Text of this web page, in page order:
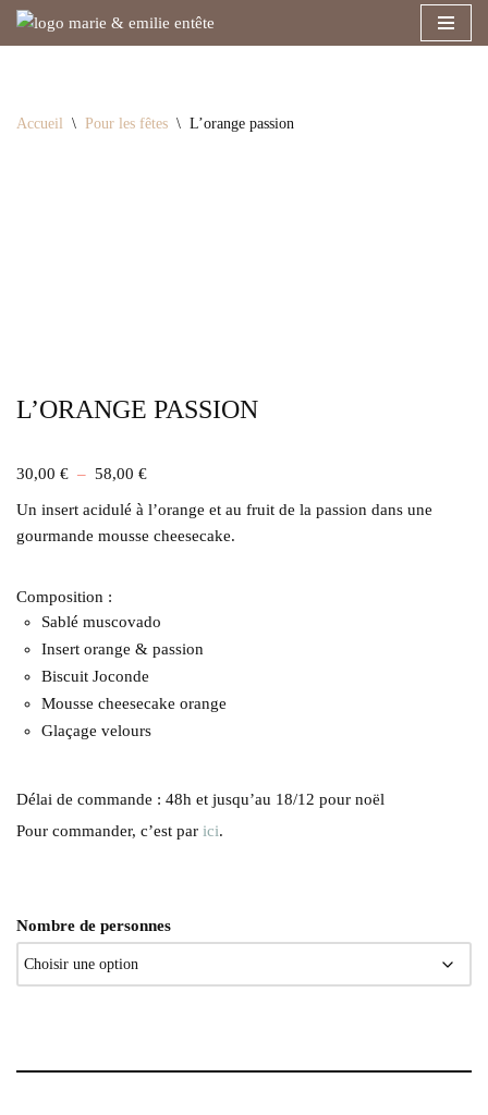
Accueil \ Pour les fêtes \ L’orange passion
L’ORANGE PASSION
30,00 € – 58,00 €
Un insert acidulé à l’orange et au fruit de la passion dans une
gourmande mousse cheesecake.
Composition :
Sablé muscovado
Insert orange & passion
Biscuit Joconde
Mousse cheesecake orange
Glaçage velours
Délai de commande : 48h et jusqu’au 18/12 pour noël
Pour commander, c’est par ici.
Nombre de personnes